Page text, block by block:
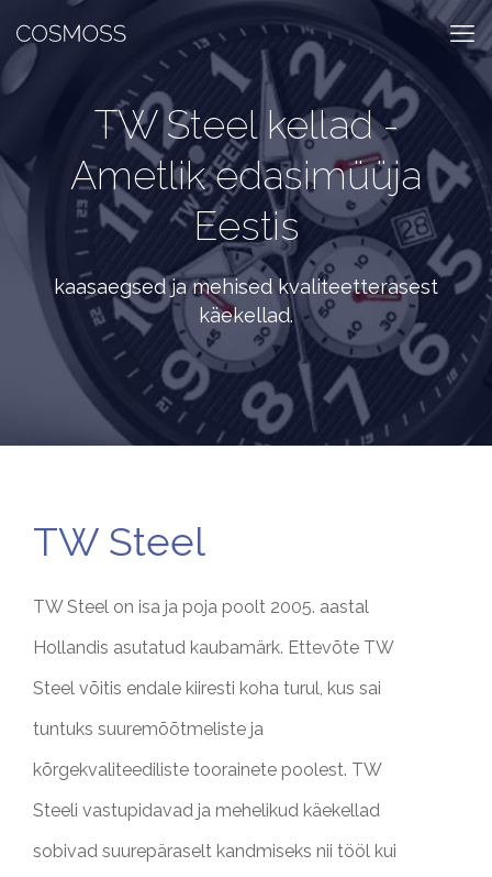
TW Steel kellad -
Ametlik edasimüüja
Eestis
kaasaegsed ja mehised kvaliteetterasest
käekellad.
TW Steel
TW Steel on isa ja poja poolt 2005. aastal
Hollandis asutatud kaubamärk. Ettevõte TW
Steel võitis endale kiiresti koha turul, kus sai
tuntuks suuremõõtmeliste ja
kõrgekvaliteediliste toorainete poolest. TW
Steeli vastupidavad ja mehelikud käekellad
sobivad suurepäraselt kandmiseks nii tööl kui